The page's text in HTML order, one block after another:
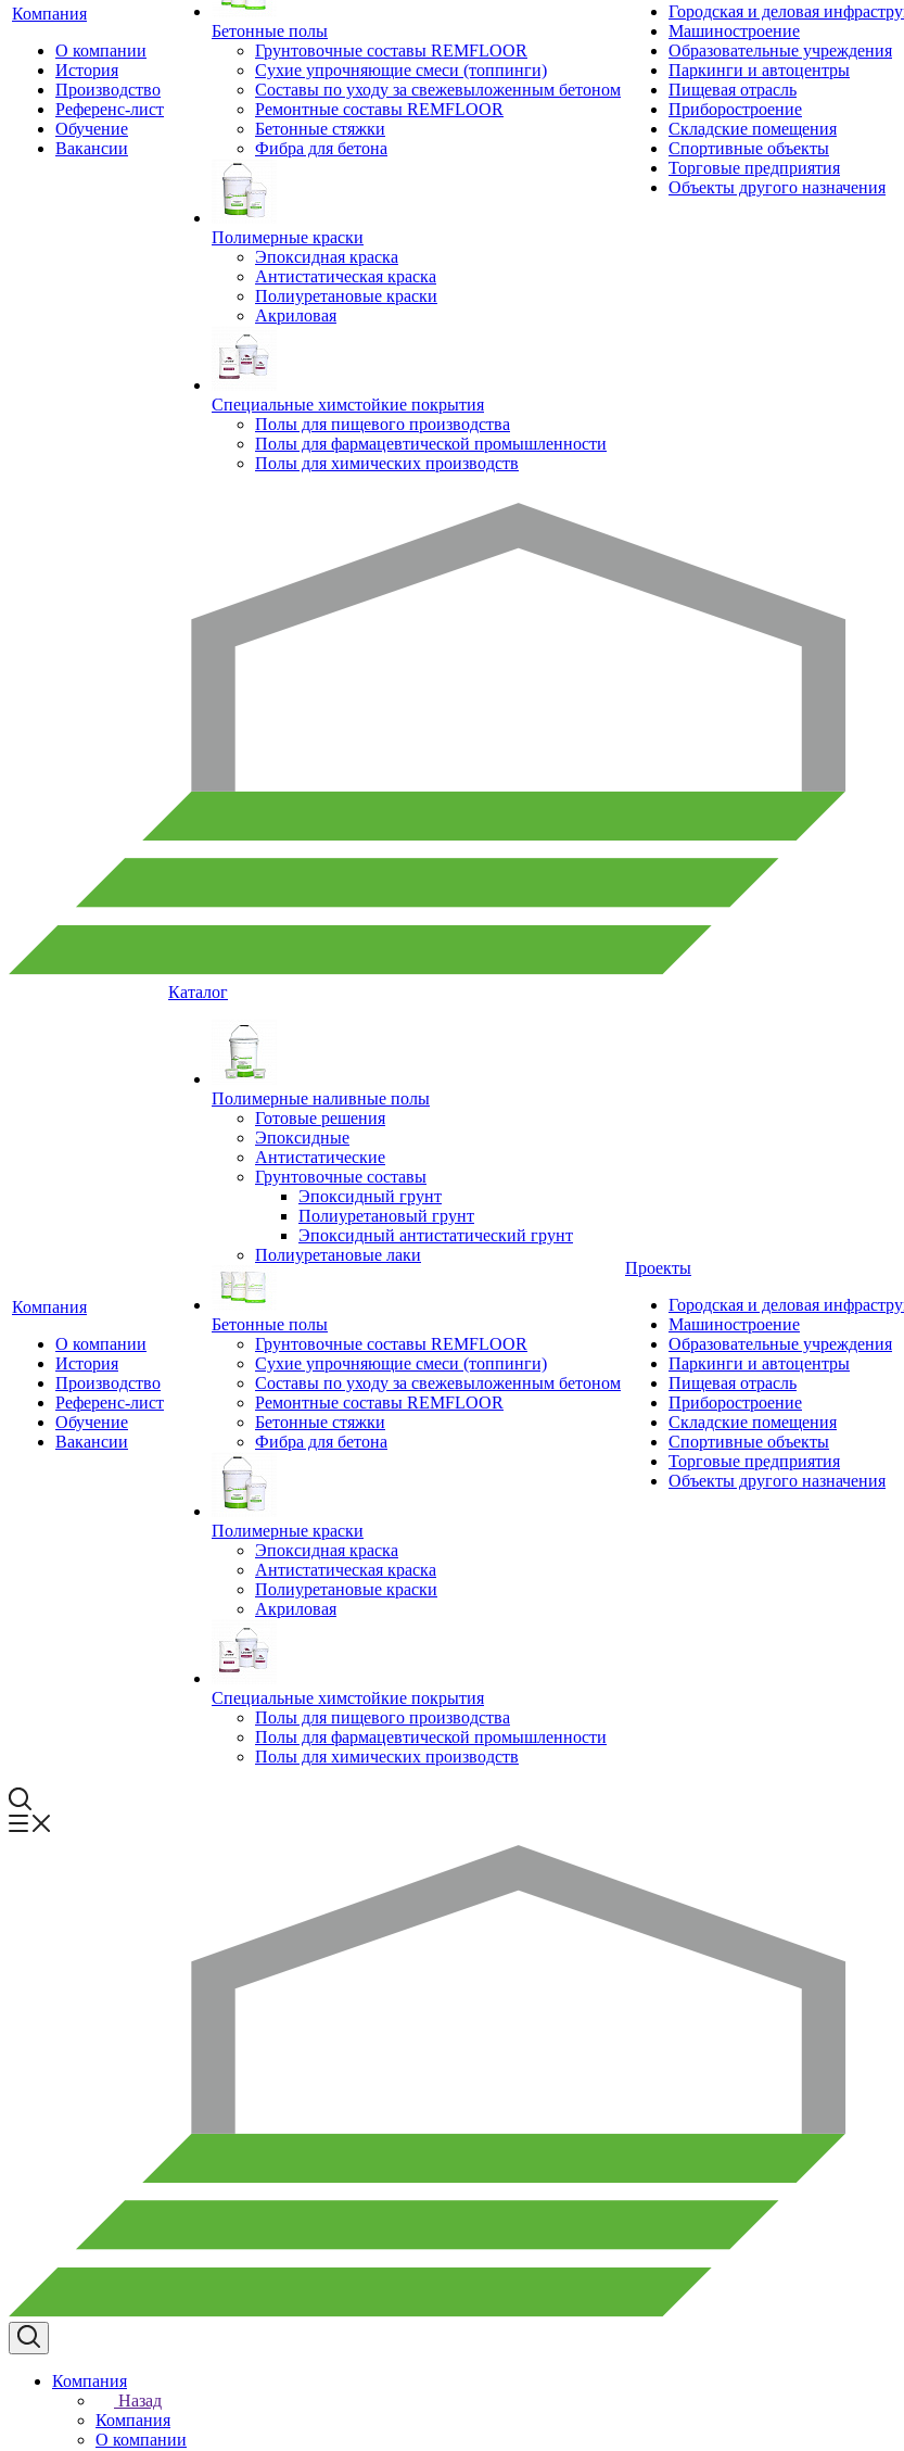
Компания
О компании
История
Производство
Референс-лист
Обучение
Вакансии
Бетонные полы
Грунтовочные составы REMFLOOR
Сухие упрочняющие смеси (топпинги)
Составы по уходу за свежевыложенным бетоном
Ремонтные составы REMFLOOR
Бетонные стяжки
Фибра для бетона
Полимерные краски
Эпоксидная краска
Антистатическая краска
Полиуретановые краски
Акриловая
Специальные химстойкие покрытия
Полы для пищевого производства
Полы для фармацевтической промышленности
Полы для химических производств
Городская и деловая
Машиностроение
Образовательные учреждения
Паркинги и автоцентры
Пищевая отрасль
Приборостроение
Складские помещения
Спортивные объекты
Торговые предприятия
Объекты другого назначения
Компания
О компании
История
Производство
Референс-лист
Обучение
Вакансии
Каталог
Полимерные наливные полы
Готовые решения
Эпоксидные
Антистатические
Грунтовочные составы
Эпоксидный грунт
Полиуретановый грунт
Эпоксидный антистатический грунт
Полиуретановые лаки
Бетонные полы
Грунтовочные составы REMFLOOR
Сухие упрочняющие смеси (топпинги)
Составы по уходу за свежевыложенным бетоном
Ремонтные составы REMFLOOR
Бетонные стяжки
Фибра для бетона
Полимерные краски
Эпоксидная краска
Антистатическая краска
Полиуретановые краски
Акриловая
Специальные химстойкие покрытия
Полы для пищевого производства
Полы для фармацевтической промышленности
Полы для химических производств
Проекты
Городская и деловая
Машиностроение
Образовательные учреждения
Паркинги и автоцентры
Пищевая отрасль
Приборостроение
Складские помещения
Спортивные объекты
Торговые предприятия
Объекты другого назначения
Компания
Назад
Компания
О компании